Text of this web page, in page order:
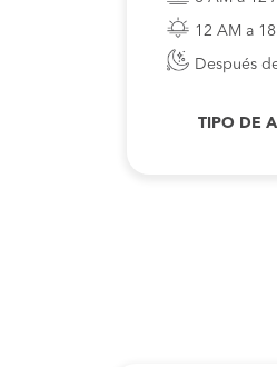
12 AM a 18
Después
TIPO DE